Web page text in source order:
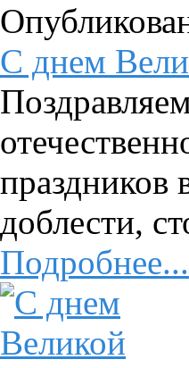
C днем
праздников
доблести,
Подробнее...